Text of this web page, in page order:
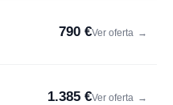
790 €Ver oferta →
1.385 €Ver oferta →